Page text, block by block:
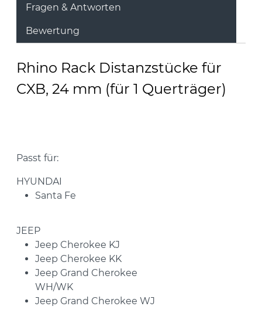
Fragen & Antworten
Bewertung
Rhino Rack Distanzstücke für
CXB, 24 mm (für 1 Querträger)
Passt für:
HYUNDAI
Santa Fe
JEEP
Jeep Cherokee KJ
Jeep Cherokee KK
Jeep Grand Cherokee
WH/WK
Jeep Grand Cherokee WJ